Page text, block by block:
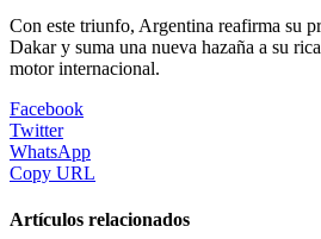
Con este triunfo, Argentina reafirma su
Dakar y suma una nueva hazaña a su
motor internacional.
Facebook
Twitter
WhatsApp
Copy URL
Artículos relacionados